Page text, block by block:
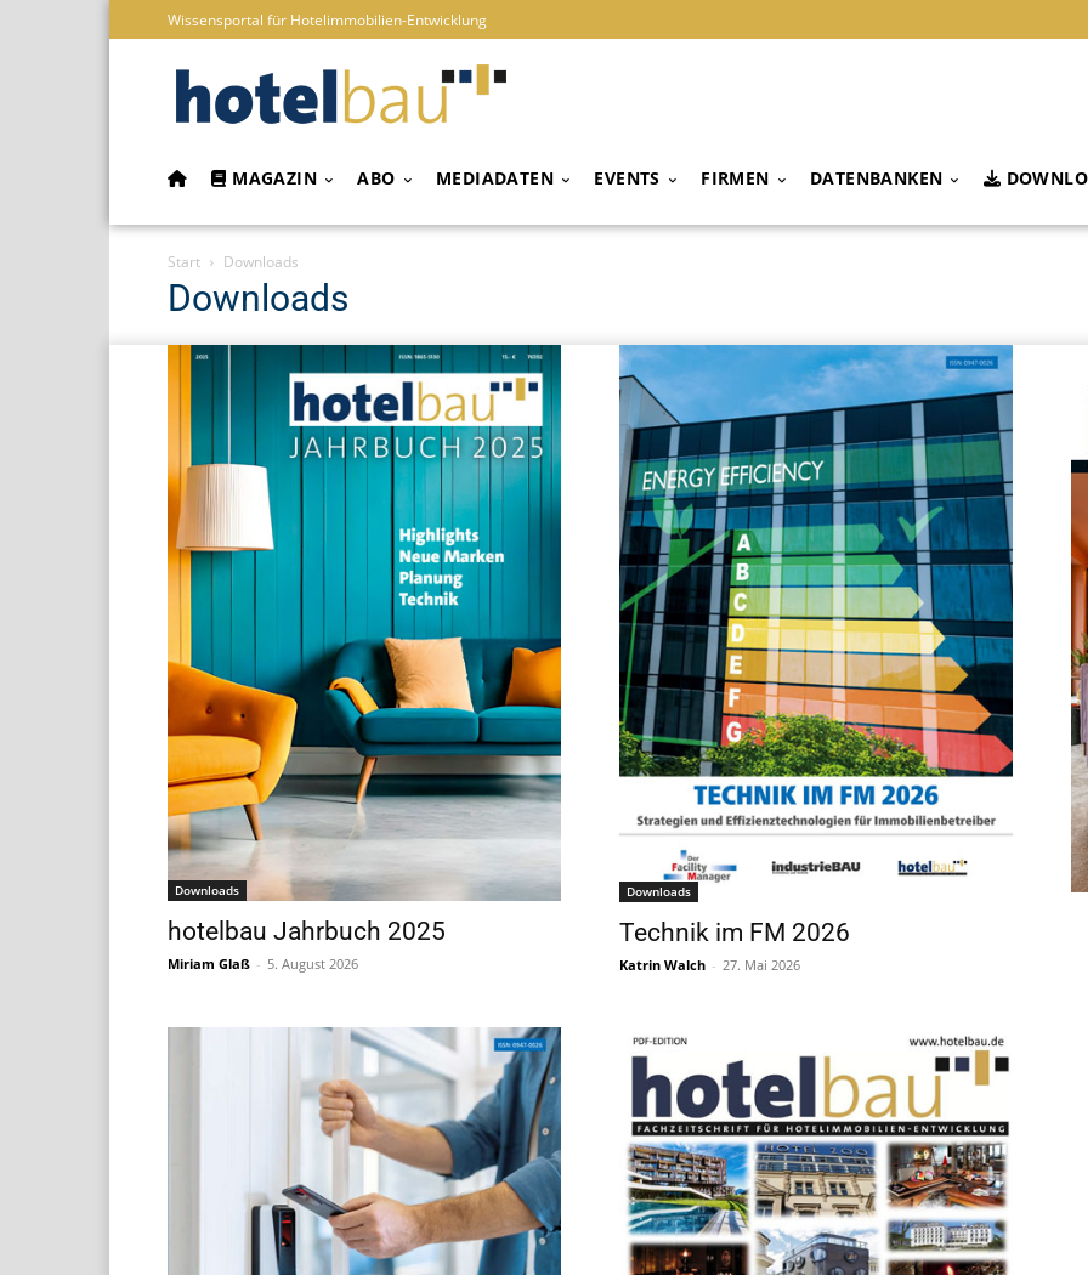
Wissensportal für Hotelimmobilien-Entwicklung
MAGAZIN ABO MEDIADATEN EVENTS FIRMEN DATENBANKEN
Start Downloads
Downloads
Downloads
hotelbau Jahrbuch 2025
Miriam Glaß - 5. August 2026
Downloads
Technik im FM 2026
Katrin Walch - 27. Mai 2026